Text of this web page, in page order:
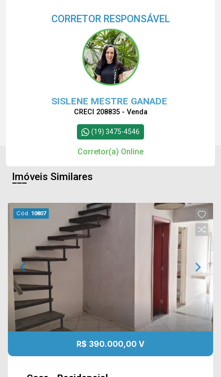
CORRETOR RESPONSÁVEL
SISLENE MESTRE GANADE
CRECI 208835 - Venda
(19) 3475-4546
Corretor(a) Online
Imóveis Similares
Cód. 10807
R$ 390.000,00 V